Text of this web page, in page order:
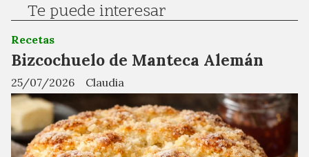
Te puede interesar
Bizcochuelo de Manteca Alemán
Claudia
Recetas
25/07/2026